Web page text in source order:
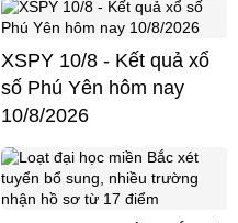
XSPY 10/8 - Kết quả xổ
số Phú Yên hôm nay
10/8/2026